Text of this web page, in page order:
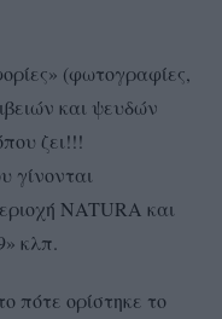
(φωτογραφίες,
και ψευδών
ζει!!!
γίνονται
NATURA και
κλπ.
πότε ορίστηκε το